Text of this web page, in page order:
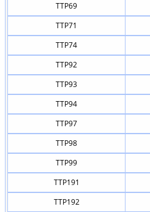
TTP69
TTP71
TTP74
TTP92
TTP93
TTP94
TTP97
TTP98
TTP99
TTP191
TTP192